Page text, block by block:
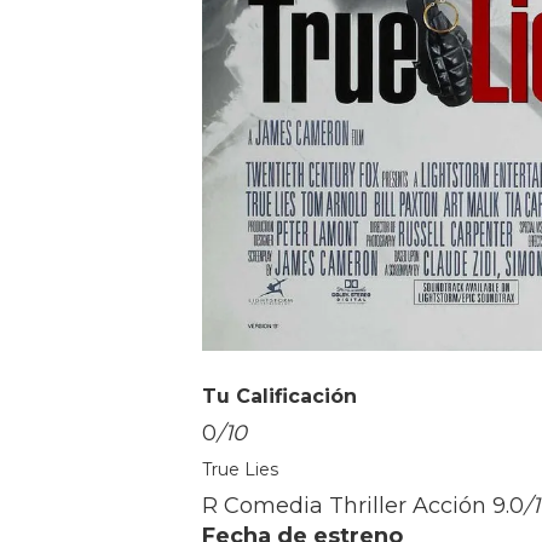
Tu Calificación
0/10
True Lies
R Comedia Thriller Acción 9.0/
Fecha de estreno